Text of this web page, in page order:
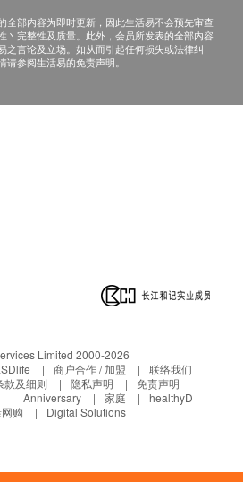
11IU
1)-1.84mg
2)-1.7mg
脏、视力和听觉发展，同时对牙
器官;避免脚气病的风险，- -种可
系统的疾病，帮助合成抗体。
良好的视力和健康的皮肤。
部和神经系统以及红血细胞。
DNA遗傅基因的元素。
力。
儿免疫能力，合成血红蛋白和血
睛组织和神经细胞不可缺少的
全部内容为即时更新，因此生活易不会预先审查
丶完整性及质量。此外，会员所发表的全部内容
之言论及立场。如从而引起任何损失或法律纠
参阅生活易的免责声明。
Limited 2000-2026
商户合作 / 加盟
联络我们
款及细则 隐私声明
免责声明
Anniversary 家庭
healthyD
购
Digital Solutions